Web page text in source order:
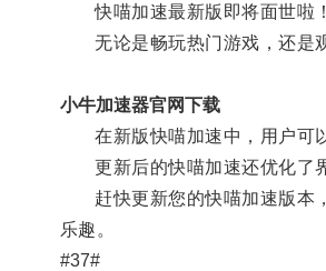
快喵加速最新版即将面世啦！
无论是畅玩热门游戏，还是观
小牛加速器官网下载
在新版快喵加速中，用户可以
更新后的快喵加速还优化了界
赶快更新您的快喵加速版本，
乐趣。
#37#